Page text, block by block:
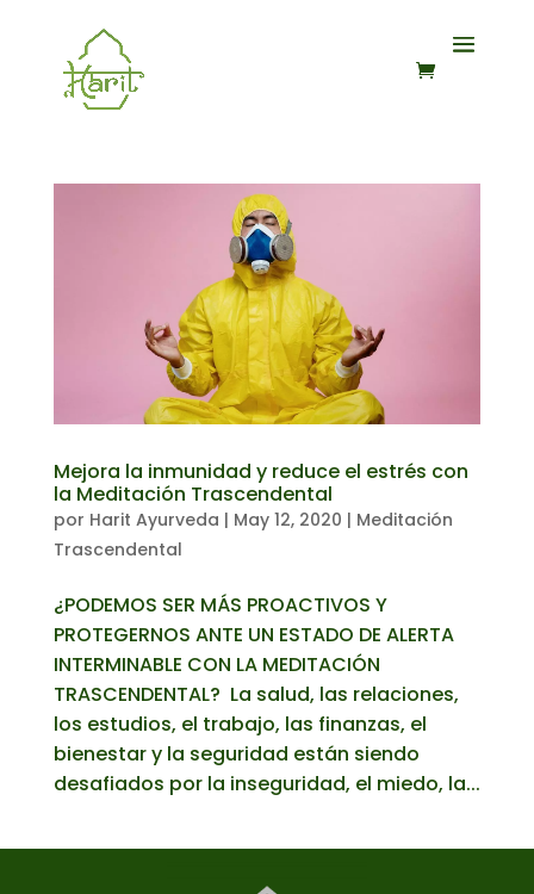
Mejora la inmunidad y reduce el estrés con
la Meditación Trascendental
por Harit Ayurveda | May 12, 2020 | Meditación
Trascendental
¿PODEMOS SER MÁS PROACTIVOS Y
PROTEGERNOS ANTE UN ESTADO DE ALERTA
INTERMINABLE CON LA MEDITACIÓN
TRASCENDENTAL? La salud, las relaciones,
los estudios, el trabajo, las finanzas, el
bienestar y la seguridad están siendo
desafiados por la inseguridad, el miedo, la...